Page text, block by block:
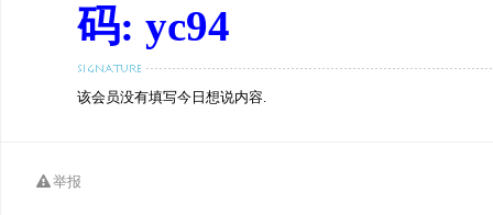
码: yc94
该会员没有填写今日想说内容.
举报